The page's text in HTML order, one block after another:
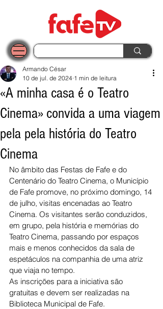
«A minha casa é o Teatro
Cinema» convida a uma viagem
pela pela história do Teatro
Cinema
Armando César
10 de jul. de 2024 1 min de leitura
No âmbito das Festas de Fafe e do
Centenário do Teatro Cinema, o Município
de Fafe promove, no próximo domingo, 14
de julho, visitas encenadas ao Teatro
Cinema. Os visitantes serão conduzidos,
em grupo, pela história e memórias do
Teatro Cinema, passando por espaços
mais e menos conhecidos da sala de
espetáculos na companhia de uma atriz
que viaja no tempo.
As inscrições para a iniciativa são
gratuitas e devem ser realizadas na
Biblioteca Municipal de Fafe.